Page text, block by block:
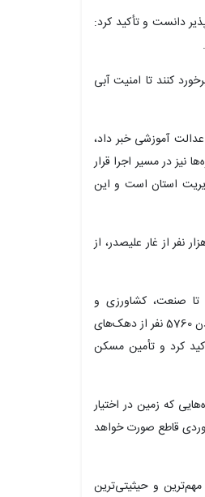
دانست و تأکید کرد:
کنند تا امنیت آبی
آموزشی خبر داد،
و سایر پروژه‌ها نیز در مسیر اجرا قرار
استان است و این
را موتور توسعه همدان دانست و با اشاره به بازدید سالانه حدود 700 هزار نفر از غار علیصدر، از
تا صنعت، کشاورزی و
محیط‌زیست، در رونق گردشگری شد و در حوزه مسکن نیز، با اشاره به واجد شرایط بودن 5760 نفر از دهک‌های
کرد و تأمین مسکن
که زمین در اختیار
قاطع صورت خواهد
مهم‌ترین و حیثیتی‌ترین